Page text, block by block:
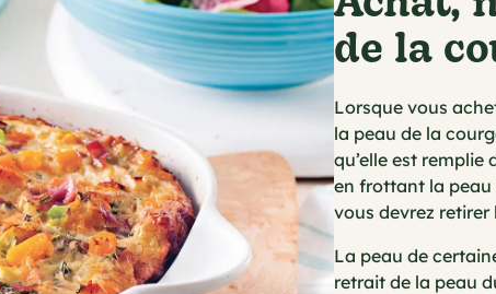
de la
Lorsque vous
la peau de la
qu’elle est remplie
en frottant la peau
vous devrez retirer
La peau de
retrait de la peau